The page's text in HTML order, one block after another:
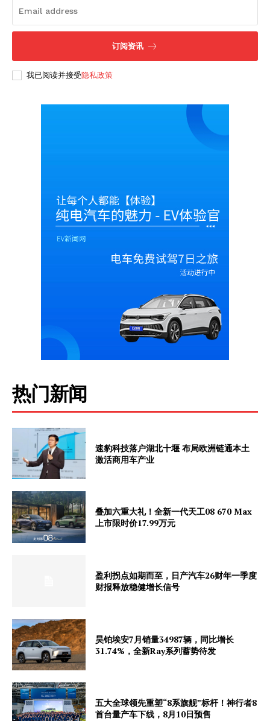
News Week
About
Contact us
My account
订阅资讯
我已阅读并接受隐私政策
热门新闻
速豹科技落户湖北十堰 布局欧洲链通本土
激活商用车产业
叠加六重大礼！全新一代天工08 670 Max
上市限时价17.99万元
盈利拐点如期而至，日产汽车26财年一季度
财报释放稳健增长信号
昊铂埃安7月销量34987辆，同比增长
31.74%，全新Ray系列蓄势待发
五大全球领先重塑“8系旗舰”标杆！神行者8
首台量产车下线，8月10日预售